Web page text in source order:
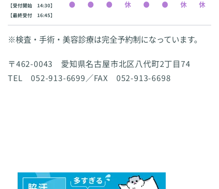
【受付開始 14:30】
【最終受付 16:45】
※検査・手術・美容診療は完全予約制になっています。
〒462-0043 愛知県名古屋市北区八代町2丁目74
TEL 052-913-6699／FAX 052-913-6698